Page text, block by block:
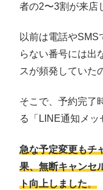
者の2〜3割が来店
以前は電話や
らない番号には出
スが頻発していた
そこで、予約完了
る「LINE通知メッ
急な予定変更もチ
果、無断キャンセ
ト向上しました。